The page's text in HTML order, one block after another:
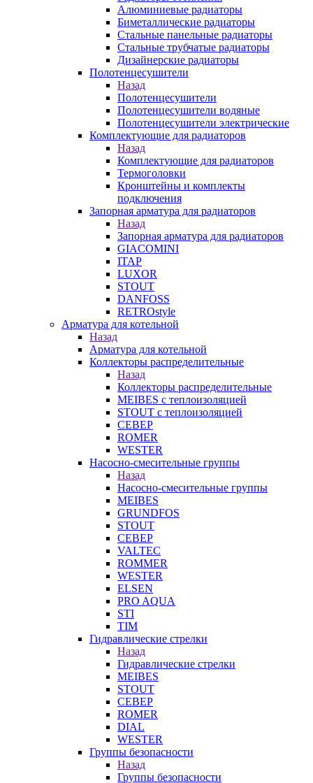
Алюминиевые радиаторы
Биметаллические радиаторы
Стальные панельные радиаторы
Стальные трубчатые радиаторы
Дизайнерские радиаторы
Полотенцесушители
Назад
Полотенцесушители
Полотенцесушители водяные
Полотенцесушители электрические
Комплектующие для радиаторов
Назад
Комплектующие для радиаторов
Термоголовки
Кронштейны и комплекты
подключения
Запорная арматура для радиаторов
Назад
Запорная арматура для радиаторов
GIACOMINI
ITAP
LUXOR
STOUT
DANFOSS
RETROstyle
Арматура для котельной
Назад
Арматура для котельной
Коллекторы распределительные
Назад
Коллекторы распределительные
MEIBES с теплоизоляцией
STOUT с теплоизоляцией
СЕВЕР
ROMER
WESTER
Насосно-смесительные группы
Назад
Насосно-смесительные группы
MEIBES
GRUNDFOS
STOUT
СЕВЕР
VALTEC
ROMMER
WESTER
ELSEN
PRO AQUA
STI
TIM
Гидравлические стрелки
Назад
Гидравлические стрелки
MEIBES
STOUT
СЕВЕР
ROMER
DIAL
WESTER
Группы безопасности
Назад
Группы безопасности